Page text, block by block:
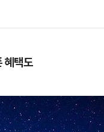
혜택도